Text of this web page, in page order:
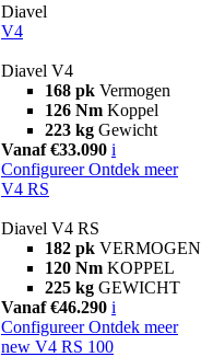
Diavel
V4
Diavel V4
168 pk Vermogen
126 Nm Koppel
223 kg Gewicht
Vanaf €33.090 i
Configureer Ontdek meer
V4 RS
Diavel V4 RS
182 pk VERMOGEN
120 Nm KOPPEL
225 kg GEWICHT
Vanaf €46.290 i
Configureer Ontdek meer
new V4 RS 100